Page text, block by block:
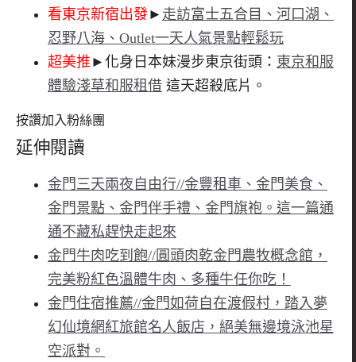
看東京新宿出發► 走訪富士五合目、河口湖、
忍野八海、Outlet一天人氣景點輕鬆玩
超美推►化身日本妹漫步東京街頭： 東京和服
體驗淺草和服租借 這天超殺底片。
按讚加入粉絲團
延伸閱讀
金門三天兩夜自由行//金豐租車、金門美食、
金門景點、金門伴手禮、金門旗袍。這一篇通
通不藏私趕快走起來
金門牛肉吃到飽//圓頭肉乾金門農牧概念館，
完美粉紅色溫體牛肉、多種牛任你吃！
金門住宿推薦//金門如荷自在渡假村，踏入夢
幻仙境網紅旅館名人飯店，絕美無邊境泳池星
空派對。